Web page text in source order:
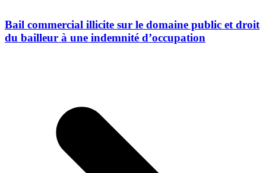
Bail commercial illicite sur le domaine public et droit
du bailleur à une indemnité d’occupation